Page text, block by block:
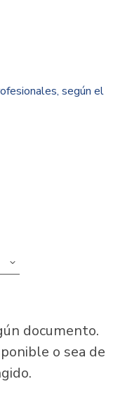
según el
documento.
o sea de